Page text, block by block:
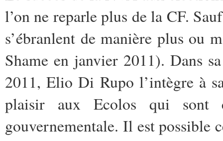
l’on ne reparle plus de la CF.
s’ébranlent de manière plus ou
Shame en janvier 2011). Dans
2011, Elio Di Rupo l’intègre à
plaisir aux Ecolos qui sont
gouvernementale. Il est possible